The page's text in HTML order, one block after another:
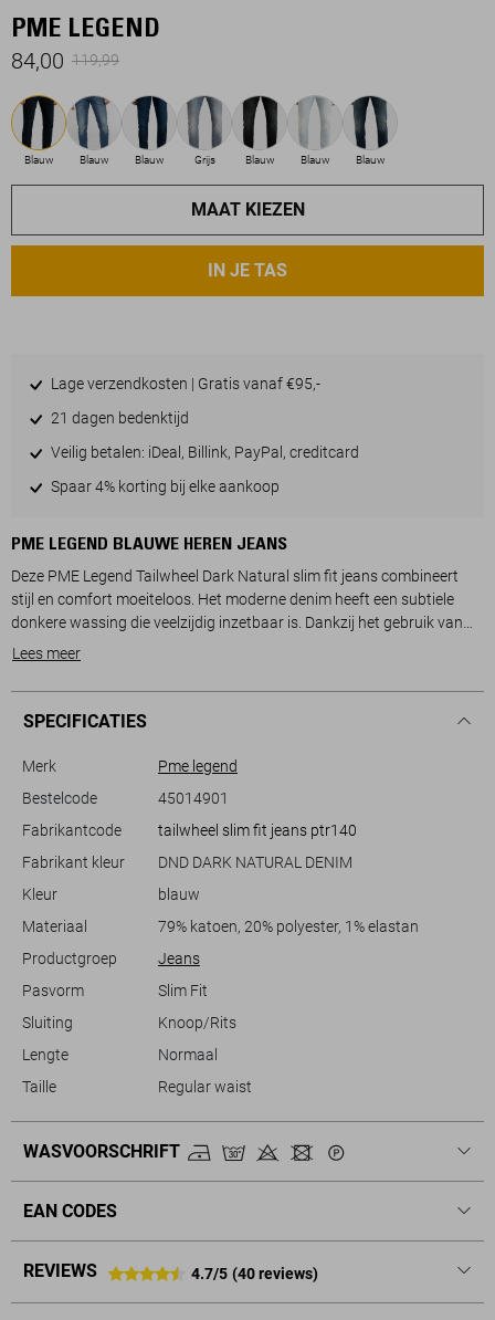
PME LEGEND
84,00 119,99
Blauw Blauw Blauw Grijs Blauw Blauw Blauw
MAAT KIEZEN
IN JE TAS
Lage verzendkosten | Gratis vanaf €95,-
21 dagen bedenktijd
Veilig betalen: iDeal, Billink, PayPal, creditcard
Spaar 4% korting bij elke aankoop
PME LEGEND BLAUWE HEREN JEANS
Deze PME Legend Tailwheel Dark Natural slim fit jeans combineert
stijl en comfort moeiteloos. Het moderne denim heeft een subtiele
donkere wassing die veelzijdig inzetbaar is. Dankzij het gebruik van
79% katoen, 20% polyester en 1% elastaan, voelt de stof zacht aan
regular waist taille en de normale lengte maken deze jeans ideaal voor
dagelijks gebruik, of je nu naar kantoor gaat of een casual dag hebt
pasvorm zonder in te boeten op comfort. De slanke snit zorgt voor
een gestroomlijnde look die eenvoudig te combineren is met
verschillende stijlen en outfits. Draag hem met een net overhemd voor
outfit. Dankzij de duurzame materialen en de tijdloze stijl is deze jeans
een waardevolle aanvulling op je garderobe.
Lees meer
SPECIFICATIES
Merk
Pme legend
Bestelcode
45014901
Fabrikantcode
tailwheel slim fit jeans ptr140
Fabrikant kleur
DND DARK NATURAL DENIM
Kleur
blauw
Materiaal
79% katoen, 20% polyester, 1% elastan
Productgroep
Jeans
Pasvorm
Slim Fit
Sluiting
Knoop/Rits
Lengte
Normaal
Taille
Regular waist
WASVOORSCHRIFT
EAN CODES
REVIEWS 4.7/5 (40 reviews)